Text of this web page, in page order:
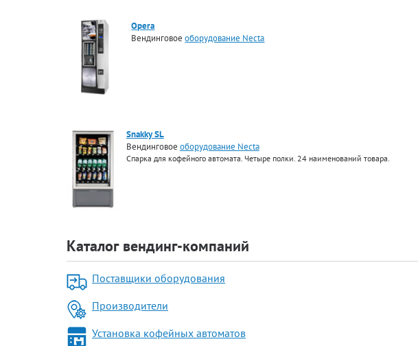
Opera
Вендинговоеоборудование Necta
Snakky SL
Вендинговое оборудование Necta
Спарка для кофейного автомата. Четыре полки. 24 наименований товара.
Каталог вендинг-компаний
Поставщики оборудования
Производители
Установка кофейных автоматов